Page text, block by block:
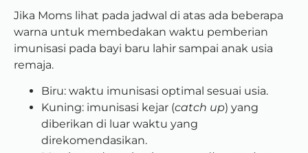
Jika Moms lihat pada jadwal di atas ada beberapa
warna untuk membedakan waktu pemberian
imunisasi pada bayi baru lahir sampai anak usia
remaja.
Biru: waktu imunisasi optimal sesuai usia.
Kuning: imunisasi kejar (catch up) yang
diberikan di luar waktu yang
direkomendasikan.